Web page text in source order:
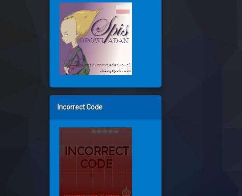
Incorrect Code